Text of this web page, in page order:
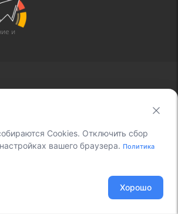
и
VoxDistro и системы аналитики IMOTIO
Cookies. Отключить сбор
вашего браузера. Политика
Хорошо